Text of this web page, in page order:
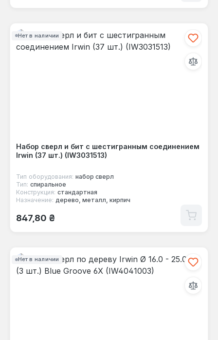
Нет в наличии
Набор сверл и бит с шестигранным соединением
Irwin (37 шт.) (IW3031513)
Тип оборудования: набор сверл
Тип: спиральное
Конструкция: стандартная
Назначение: дерево, металл, кирпич
Обычная цена:
847,80 ₴
Нет в наличии